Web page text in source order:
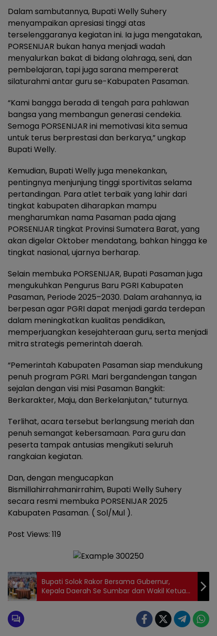
Dalam sambutannya, Bupati Welly Suhery
menyampaikan apresiasi tinggi atas
terselenggaranya kegiatan ini. Ia juga mengatakan,
PORSENIJAR bukan hanya menjadi wadah
menyalurkan bakat di bidang olahraga, seni, dan
pembelajaran, tapi juga sarana mempererat
silaturahmi antar guru se-Kabupaten Pasaman.
“Kami bangga berada di tengah para pahlawan
bangsa yang membangun generasi cendekia.
Semoga PORSENIJAR ini memotivasi kita semua
untuk terus berprestasi dan berkarya,” ungkap
Bupati Welly.
Kemudian, Bupati Welly juga menekankan,
pentingnya menjunjung tinggi sportivitas selama
pertandingan. Para atlet terbaik yang lahir dari
tingkat kabupaten diharapkan mampu
mengharumkan nama Pasaman pada ajang
PORSENIJAR tingkat Provinsi Sumatera Barat, yang
akan digelar Oktober mendatang, bahkan hingga ke
tingkat nasional, ujarnya berharap.
Selain membuka PORSENIJAR, Bupati Pasaman juga
mengukuhkan Pengurus Baru PGRI Kabupaten
Pasaman, Periode 2025–2030. Dalam arahannya, ia
berpesan agar PGRI dapat menjadi garda terdepan
dalam meningkatkan kualitas pendidikan,
memperjuangkan kesejahteraan guru, serta menjadi
mitra strategis pemerintah daerah.
“Pemerintah Kabupaten Pasaman siap mendukung
penuh program PGRI. Mari bergandengan tangan
sejalan dengan visi misi Pasaman Bangkit:
Berkarakter, Maju, dan Berkelanjutan,” tuturnya.
Terlihat, acara tersebut berlangsung meriah dan
penuh semangat kebersamaan. Para guru dan
peserta tampak antusias mengikuti seluruh
rangkaian kegiatan.
Dan, dengan mengucapkan
Bismillahirrahmanirrahim, Bupati Welly Suhery
secara resmi membuka PORSENIJAR 2025
Kabupaten Pasaman. ( Sol/Mul ).
Post Views: 119
Bupati Solok Rakor Bersama Gubernur,
Kepala Daerah Se Sumbar dan Wakil Ketua
Komisi VI DPR RI Andre Rosiade